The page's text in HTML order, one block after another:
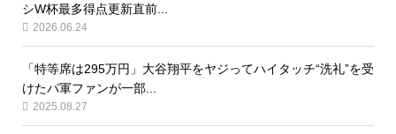
シW杯最多得点更新直前...
2026.06.24
「特等席は295万円」大谷翔平をヤジってハイタッチ“洗礼”を受
けたパ軍ファンが一部...
2025.08.27